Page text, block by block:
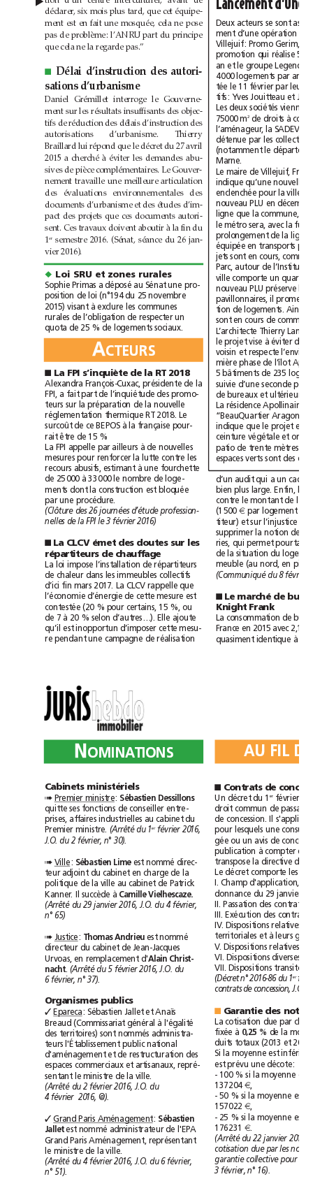
déclarer, six mois plus tard, que cet
équipe-
ment
est en fait une mosquée, cela ne
pose
pas
de problème: l’ANRU part du principe
que cela ne la regarde pas.”
■ Délai d’instruction des
autori-
sations
d’urbanisme
Daniel Grémillet interroge le Gouverne-
ment sur les résultats insuffisants des
objec-
tifs
de réduction des délais d’instruction
des
autorisations
d’urbanisme. Thierry
Braillard lui répond que le décret du
27avril
2015 a cherché à éviter les demandes abu-
sives de pièce complémentaires. Le
Gouver-
nement
travaille une meilleure
articulation
des
évaluations environnementales
des
documents
d’urbanisme et des études
d’im-
pact
des projets que ces documents
autori-
sent.
Ces travaux doivent aboutir à la fin du
1 er semestre 2016. (Sénat, séance du 26jan-
vier2016).
A CTEURS
◆ Loi SRU et zones rurales
Sophie Primas a déposé au Sénat une
pro-
position
de loi (n°194 du 25novembre
2015) visant à exclure les
communes
rurales
de l’obligation de respecter
un
quota
de 25% de logements sociaux.
■ La FPI s’inquiète de la RT 2018
Alexandra François-Cuxac, présidente de la
FPI, a fait part de l’inquiétude des
promo-
teurs
sur la préparation de la
nouvelle
réglementation
thermique RT 2018.
Le
surcoût
de ce BEPOS à la française
pour-
rait
être de
15%
La
appelle par ailleurs à de
nouvelles
mesures
pour renforcer la lutte contre
les
recours
abusifs, estimant à une
fourchette
de
25000à 33000 le nombre de
loge-
ments
dont la construction est
bloquée
par
une procédure.
(Clôture des 26 journées d’étude
profession-
nelles
de la FPI le 3février2016)
La CLCV émet des doutes sur
les
répartiteurs
de chauffage
La loi impose l’installation de
répartiteurs
de
chaleur dans les immeubles collectifs
d’ici fin mars2017. La CLCV rappelle
que
l’économie
d’énergie de cette mesure
est
contestée
(20% pour certains, 15%,
ou
de 7 à 20% selon d’autres…). Elle ajoute
est inopportun d’imposer cette
mesu-
re
pendant une campagne de réalisation
Deux acteurs se
sont
ment
d’une opération
Villejuif:
Promo
Gerim,
promotion
qui réalise
an
et le groupe
4000
logements par
t ée le 11février par
tifs:
Yves Jouitteau
et
Les
deux sociétés
75000 m2 de droits à
l’aménageur, la SADEV
détenue
par
les
(notamment le
Marne.
Le
maire de Villejuif,
indique qu’une
enclenchée
pour la
ville
nouveau
PLU en
ligne
que la commune,
le métro sera, avec la
prolongement
de la
équipée
en
transports
jets
sont en cours,
Parc,
autour de
ville
comporte un
nouveau
PLU préserve
pavillonnaires,
tion
de logements.
sont en cours
de
L’architecte
Thierry
le
projet vise à éviter
voisin
et
respecte
mière
phase de
l’îlot
5
bâtiments de
235
suivie
d’une seconde
de
bureaux
et
La
résidence
Apollinaire
“BeauQuartier
indique
que le projet
ceinture
végétale
et
patio
de trente mètres
espaces
verts sont des
Lancement d’une
d’un audit qui a un
bien
plus large. Enfin,
contre le montant de la
(1500 € par logement
titeur) et sur l’injustice
supprimer la notion
de
ries,
qui permet
de la situation
du
meuble
(au nord, en
(Communiqué du
Le marché de
Knight Frank
La consommation
de
France
en 2015
avec
quasiment
identique à
N OMINATIONS
Cabinets ministériels
➠ Premier ministre: Sébastien Dessillons
quitte ses fonctions de conseiller entre-
prises, affaires industrielles au cabinet du
Premier ministre. (Arrêté du 1 er février 2016,
J.O. du 2février, n°30).
➠ Ville: Sébastien Lime est nommé
direc-
teur
adjoint du cabinet en charge de la
politique de la ville au cabinet de Patrick
Kanner. succède à Camille Vielhescaze.
(Arrêté du 29janvier2016, J.O. du 4février,
n°65)
➠ Justice: Thomas Andrieu est
nommé
directeur
du cabinet de Jean-Jacques
Urvoas, en remplacement d' Alain
Christ-
nacht. (Arrêté du 5février2016, J.O. du
6février, n°37).
Organismes publics
✓ Epareca: Sébastien Jallet et
Anaïs
Breaud
(Commissariat à l'égalité
des territoires) sont nommés administra-
teurs l'Établissement public
d'aménagement
et de restructuration des
espaces commerciaux et artisanaux,
repré-
sentant le ministre de la
(Arrêté du 2février2016, J.O.
du
4février
2016, @).
✓ Grand Paris Aménagement:
Sébastien
Jallet
est nommé administrateur de l'EPA
Grand Paris Aménagement,
représentant
le
ministre de la ville.
(Arrêté du 4février2016, J.O. du
6février,
n°51).
Contrats de
Un décret du 1 er février
droit commun de
de concession.
pour
lesquels une
gée ou un avis de
publication à compter
transpose la directive
Le décret comporte
les
I.
Champ d'application,
donnance
du
II.
Passation des
III. Exécution des
IV. Dispositions relatives
territoriales et à leurs
V. Dispositions relatives
VI. Dispositions diverses
VII. Dispositions
(Décret n°2016-86 du 1 er
contrats de concession,
Garantie des
La cotisation due
par
fixée à 0,25% de la
duits totaux (2013 et
Si la moyenne est
est
prévu une
décote:
-
100 % si la moyenne
137204 €,
- 50 % si la moyenne
157022 €,
-
25 % si la moyenne
176231 €.
(Arrêté du
cotisation due par
les
garantie
collective
pour
3février,
n°16).
AU